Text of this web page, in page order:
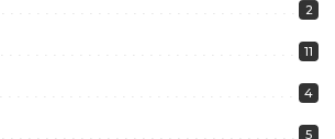
2
11
4
5